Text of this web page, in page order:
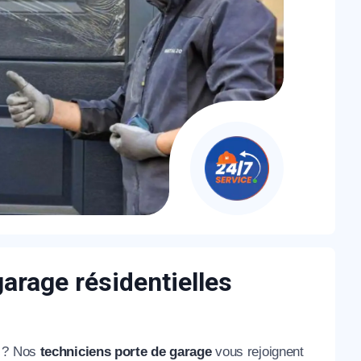
résidentielles
Nos techniciens porte de garagevous rejoignent